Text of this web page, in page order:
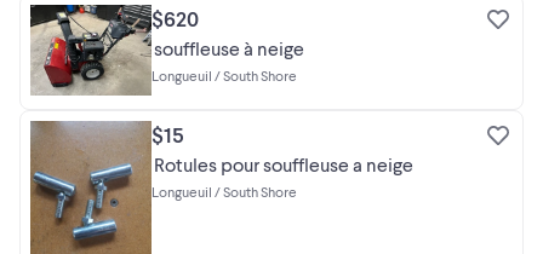
$620
souffleuse à neige
Longueuil / South Shore
$15
Rotules pour souffleuse a neige
Longueuil / South Shore